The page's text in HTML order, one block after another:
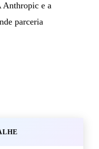
e a
parceria